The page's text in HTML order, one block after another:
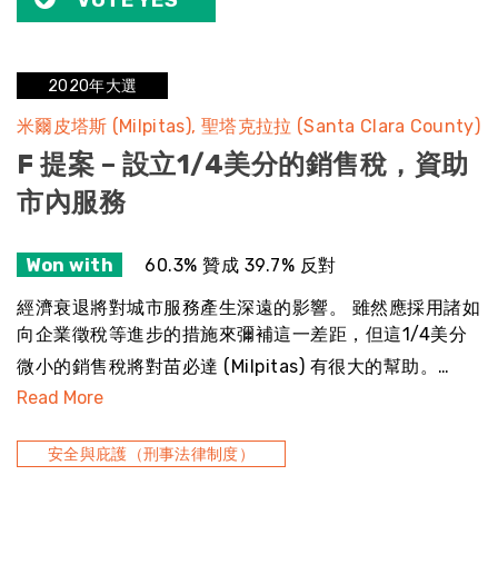
2020年大選
米爾皮塔斯 (Milpitas) 聖塔克拉拉 (Santa Clara County)
F 提案 – 設立1/4美分的銷售稅，資助
市內服務
Won with 60.3% 贊成 39.7% 反對
經濟衰退將對城市服務產生深遠的影響。 雖然應採用諸如
向企業徵稅等進步的措施來彌補這一差距，但這1/4美分
微小的銷售稅將對苗必達 (Milpitas) 有很大的幫助。…
Read More
安全與庇護（刑事法律制度）